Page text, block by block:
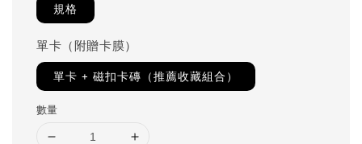
規格
單卡（附贈卡膜）
單卡 + 磁扣卡磚（推薦收藏組合）
數量